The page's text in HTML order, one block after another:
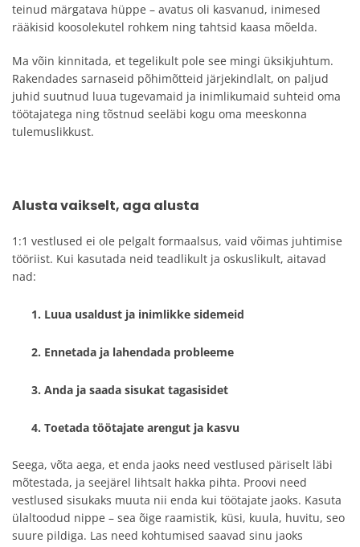
teinud märgatava hüppe – avatus oli kasvanud, inimesed
rääkisid koosolekutel rohkem ning tahtsid kaasa mõelda.
Ma võin kinnitada, et tegelikult pole see mingi üksikjuhtum.
Rakendades sarnaseid põhimõtteid järjekindlalt, on paljud
juhid suutnud luua tugevamaid ja inimlikumaid suhteid oma
töötajatega ning tõstnud seeläbi kogu oma meeskonna
tulemuslikkust.
Alusta vaikselt, aga alusta
1:1 vestlused ei ole pelgalt formaalsus, vaid võimas juhtimise
tööriist. Kui kasutada neid teadlikult ja oskuslikult, aitavad
nad:
Luua usaldust ja inimlikke sidemeid
Ennetada ja lahendada probleeme
Anda ja saada sisukat tagasisidet
Toetada töötajate arengut ja kasvu
Seega, võta aega, et enda jaoks need vestlused päriselt läbi
mõtestada, ja seejärel lihtsalt hakka pihta. Proovi need
vestlused sisukaks muuta nii enda kui töötajate jaoks. Kasuta
ülaltoodud nippe – sea õige raamistik, küsi, kuula, huvitu, seo
suure pildiga. Las need kohtumised saavad sinu jaoks